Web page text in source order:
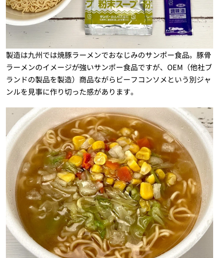
製造は九州では焼豚ラーメンでおなじみのサンポー食品。豚骨
ラーメンのイメージが強いサンポー食品ですが、OEM（他社ブ
ランドの製品を製造）商品ながらビーフコンソメという別ジャ
ンルを見事に作り切った感があります。